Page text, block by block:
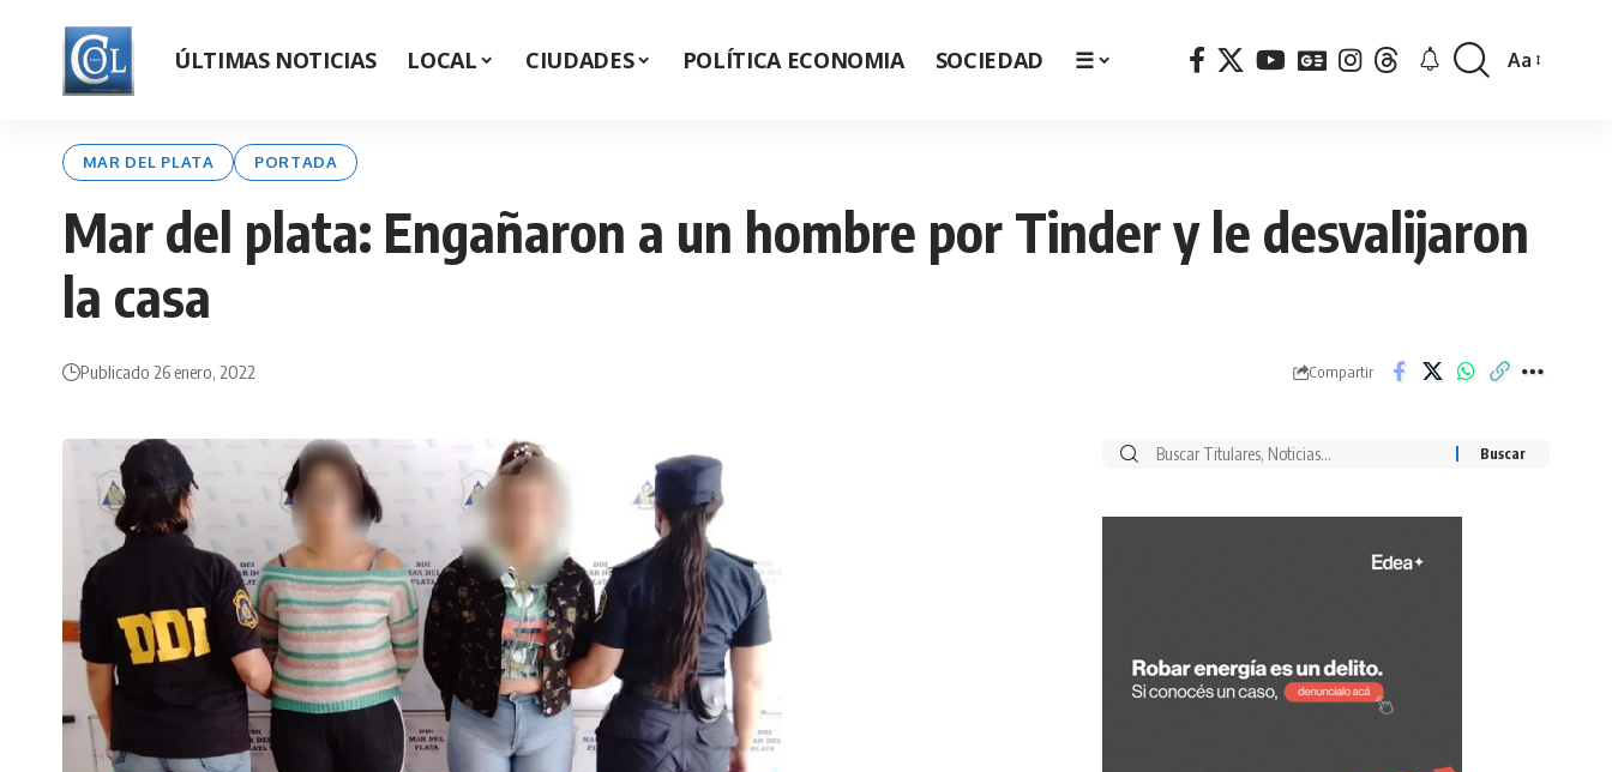
ÚLTIMAS NOTICIAS LOCAL CIUDADES POLÍTICA ECONOMIA SOCIEDAD ☰
Font
Aa
MAR DEL PLATA PORTADA
Mar del plata: Engañaron a un hombre por Tinder y le desvalijaron
la casa
Publicado 26 enero, 2022 Compartir
Buscar